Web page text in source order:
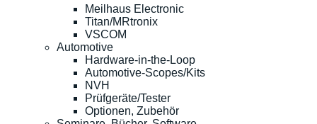
Meilhaus Electronic
Titan/MRtronix
VSCOM
Automotive
Hardware-in-the-Loop
Automotive-Scopes/Kits
NVH
Prüfgeräte/Tester
Optionen, Zubehör